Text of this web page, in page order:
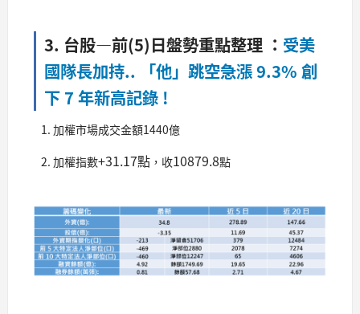
3. 台股—前(5)日盤勢重點整理 ： 受美
國隊長加持.. 「他」跳空急漲 9.3% 創
下 7 年新高記錄 !
加權市場成交金額1440億
加權指數+31.17點 ，收10879.8點​